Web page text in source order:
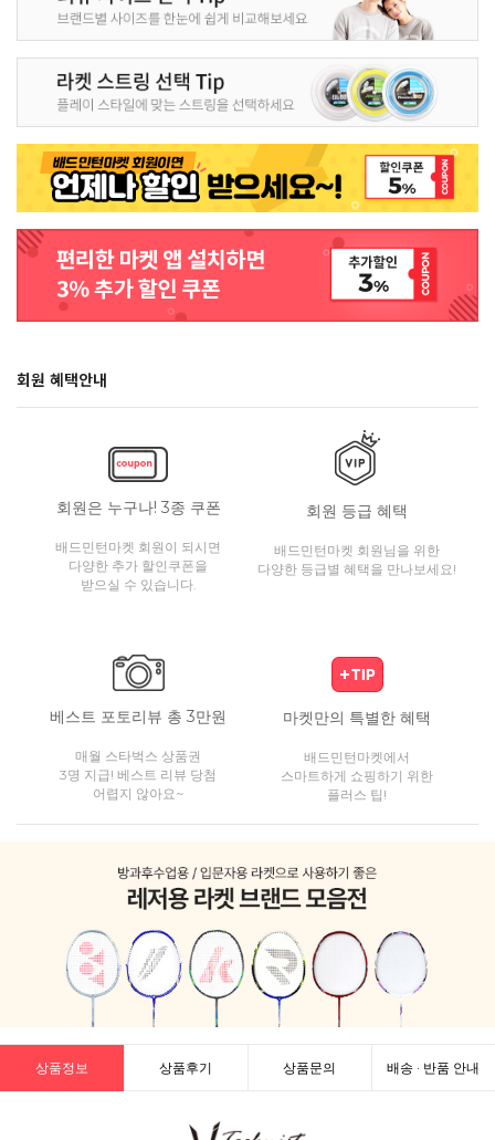
회원 혜택안내
회원은 누구나! 3종 쿠폰
배드민턴마켓 회원이 되시면
다양한 추가 할인쿠폰을
받으실 수 있습니다.
회원 등급 혜택
배드민턴마켓 회원님을 위한
다양한 등급별 혜택을 만나보세요!
베스트 포토리뷰 총 3만원
매월 스타벅스 상품권
3명 지급! 베스트 리뷰 당첨
어렵지 않아요~
마켓만의 특별한 혜택
배드민턴마켓에서
스마트하게 쇼핑하기 위한
플러스 팁!
상품정보 상품후기 상품문의 배송 · 반품 안내